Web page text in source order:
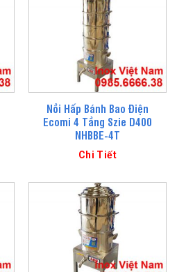
Nồi Hấp Bánh Bao Điện
Ecomi 4 Tầng Szie D400
NHBBE-4T
Chi Tiết